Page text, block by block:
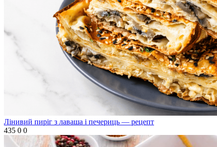
Лінивий пиріг з лаваша і печериць — рецепт
435 0 0